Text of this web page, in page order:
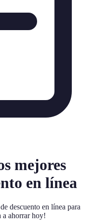
mejores
en línea
descuento en línea para
a ahorrar hoy!